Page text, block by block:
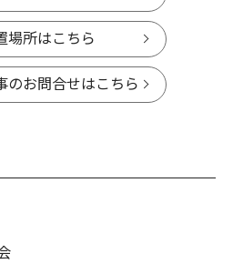
場所はこちら
のお問合せはこちら